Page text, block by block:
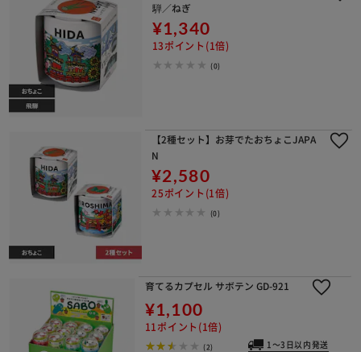
騨／ねぎ
¥1,340
13ポイント(1倍)
(0)
【2種セット】お芽でたおちょこJAPA
N
¥2,580
25ポイント(1倍)
(0)
育てるカプセル サボテン GD-921
¥1,100
11ポイント(1倍)
(2) 1～3日以内発送